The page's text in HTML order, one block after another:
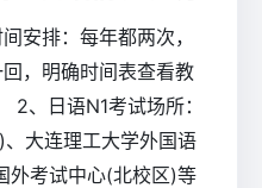
安排：每年都两次，
，明确时间表查看教
2、日语N1考试场所：
大连理工大学外国语
外考试中心(北校区)等